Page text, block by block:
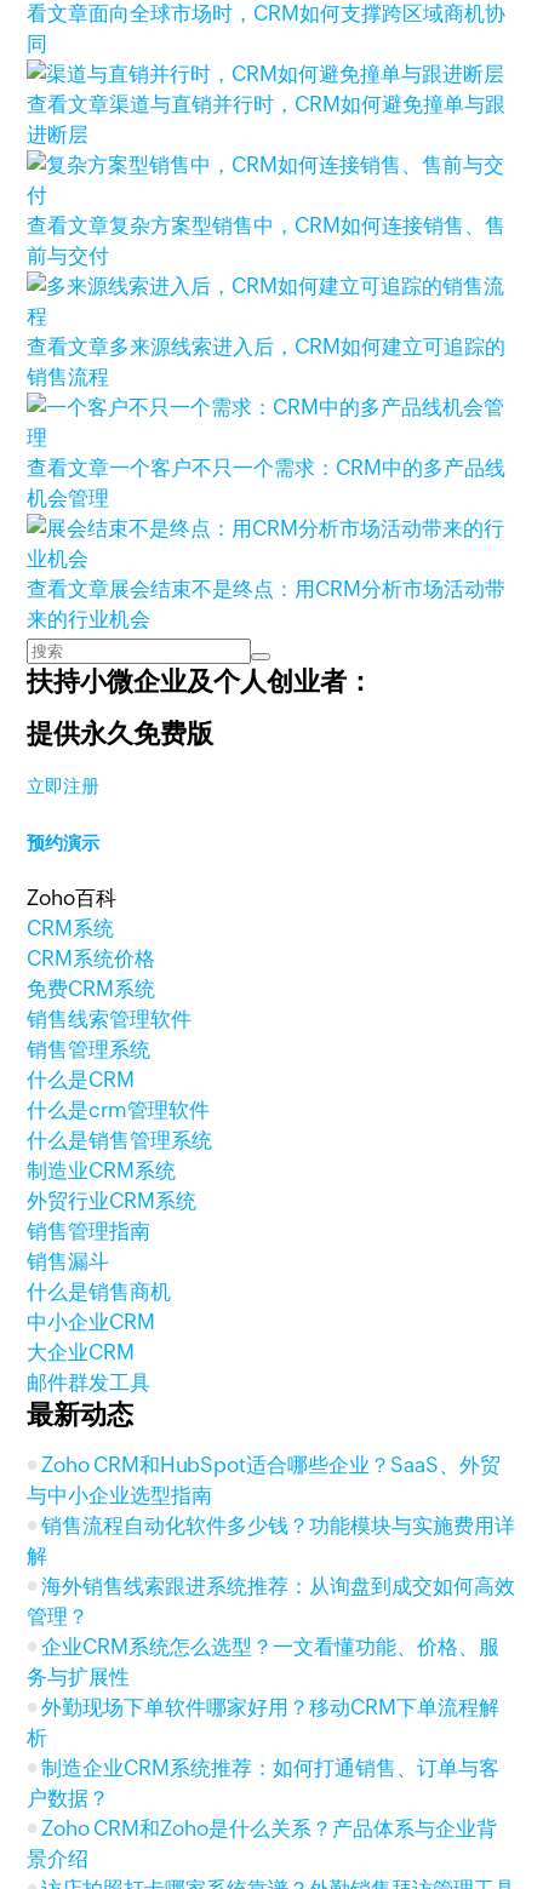
看文章面向全球市场时，CRM如何支撑跨区域商机协
同
查看文章渠道与直销并行时，CRM如何避免撞单与跟
进断层
查看文章复杂方案型销售中，CRM如何连接销售、售
前与交付
查看文章多来源线索进入后，CRM如何建立可追踪的
销售流程
查看文章一个客户不只一个需求：CRM中的多产品线
机会管理
查看文章展会结束不是终点：用CRM分析市场活动带
来的行业机会
扶持小微企业及个人创业者：
提供永久免费版
立即注册
预约演示
Zoho百科
CRM系统
CRM系统价格
免费CRM系统
销售线索管理软件
销售管理系统
什么是CRM
什么是crm管理软件
什么是销售管理系统
制造业CRM系统
外贸行业CRM系统
销售管理指南
销售漏斗
什么是销售商机
中小企业CRM
大企业CRM
邮件群发工具
最新动态
Zoho CRM和HubSpot适合哪些企业？SaaS、外贸
与中小企业选型指南
销售流程自动化软件多少钱？功能模块与实施费用详
解
海外销售线索跟进系统推荐：从询盘到成交如何高效
管理？
企业CRM系统怎么选型？一文看懂功能、价格、服
务与扩展性
外勤现场下单软件哪家好用？移动CRM下单流程解
析
制造企业CRM系统推荐：如何打通销售、订单与客
户数据？
Zoho CRM和Zoho是什么关系？产品体系与企业背
景介绍